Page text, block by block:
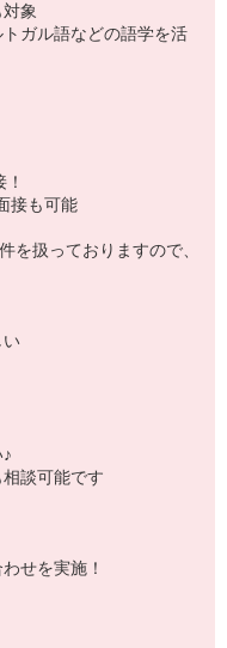
象
ガル語などの語学を活
接も可能
を扱っておりますので、
い
談可能です
せを実施！